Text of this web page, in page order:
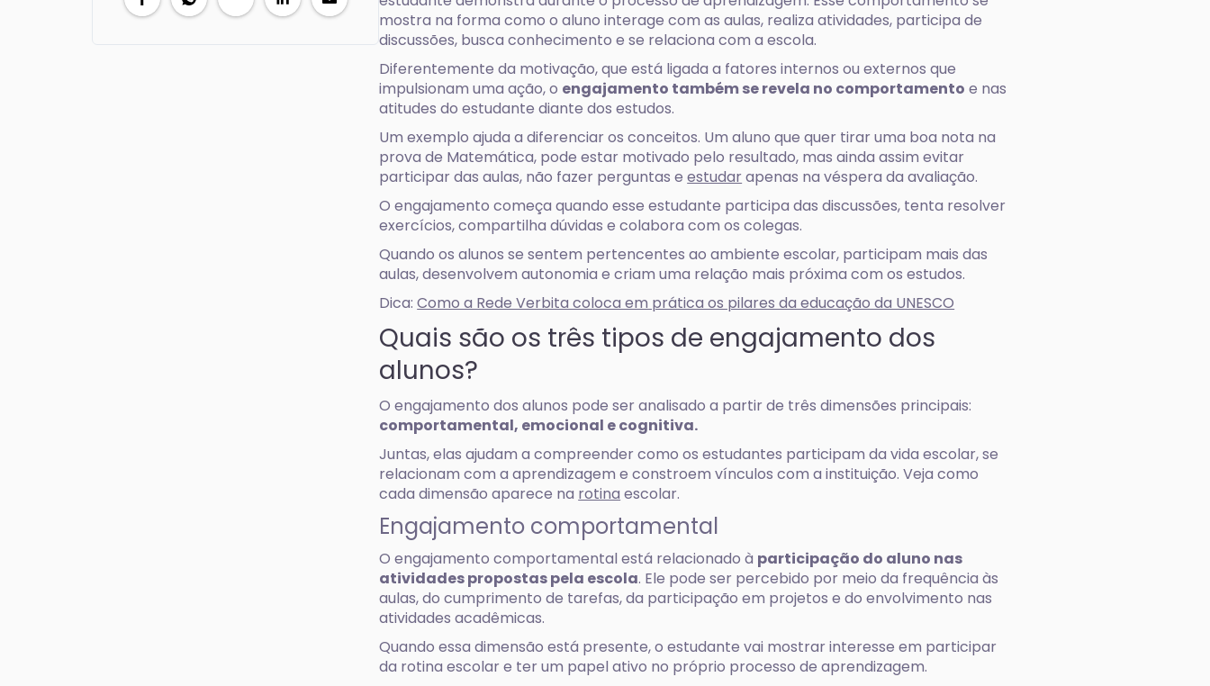
mostra na forma como o aluno interage com as aulas, realiza atividades, participa de
discussões, busca conhecimento e se relaciona com a escola.
Diferentemente da motivação, que está ligada a fatores internos ou externos que
impulsionam uma ação, o engajamento também se revela no comportamento e nas
atitudes do estudante diante dos estudos.
Um exemplo ajuda a diferenciar os conceitos. Um aluno que quer tirar uma boa nota na
prova de Matemática, pode estar motivado pelo resultado, mas ainda assim evitar
participar das aulas, não fazer perguntas eestudarapenas na véspera da avaliação.
O engajamento começa quando esse estudante participa das discussões, tenta resolver
exercícios, compartilha dúvidas e colabora com os colegas.
Quando os alunos se sentem pertencentes ao ambiente escolar, participam mais das
aulas, desenvolvem autonomia e criam uma relação mais próxima com os estudos.
Dica:Como a Rede Verbita coloca em prática os pilares da educação da UNESCO
Quais são os três tipos de engajamento dos
alunos?
O engajamento dos alunos pode ser analisado a partir de três dimensões principais:
comportamental, emocional e cognitiva.
Juntas, elas ajudam a compreender como os estudantes participam da vida escolar, se
relacionam com a aprendizagem e constroem vínculos com a instituição. Veja como
cada dimensão aparece na rotina escolar.
Engajamento comportamental
O engajamento comportamental está relacionado à participação do aluno nas
atividades propostas pela escola. Ele pode ser percebido por meio da frequência às
aulas, do cumprimento de tarefas, da participação em projetos e do envolvimento nas
atividades acadêmicas.
Quando essa dimensão está presente, o estudante vai mostrar interesse em participar
da rotina escolar e ter um papel ativo no próprio processo de aprendizagem.